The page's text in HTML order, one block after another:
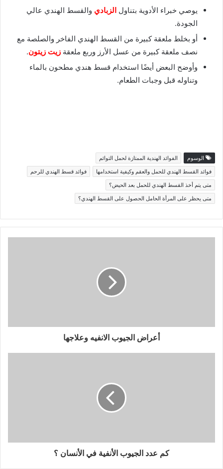
يوصي خبراء الأدوية بتناول الزبادي والقسط الهندي عالي
الجودة.
أو بخلط ملعقة كبيرة من القسط الهندي الفاخر والصلصة مع
نصف ملعقة كبيرة من عسل الأرز وربع ملعقة زيت زيتون.
وأوضح البعض أيضًا استخدام قسط هندي مطحون بالماء
وتناوله قبل وجبات الطعام.
الوسوم
الفوائد الهندية الممتازة لحمل التوائم
فوائد القسط الهندي للحمل والعقم وكيفية استخدامها
فوائد قسط الهندي للرحم
متى يتم أخذ القسط الهندي للحمل بعد الحيض؟
متى يحظر على المرأة الحامل الحصول على القسط الهندي؟
أعراض الجيوب الانفيه وعلاجها
كم عدد الجيوب الأنفية في الأنسان ؟